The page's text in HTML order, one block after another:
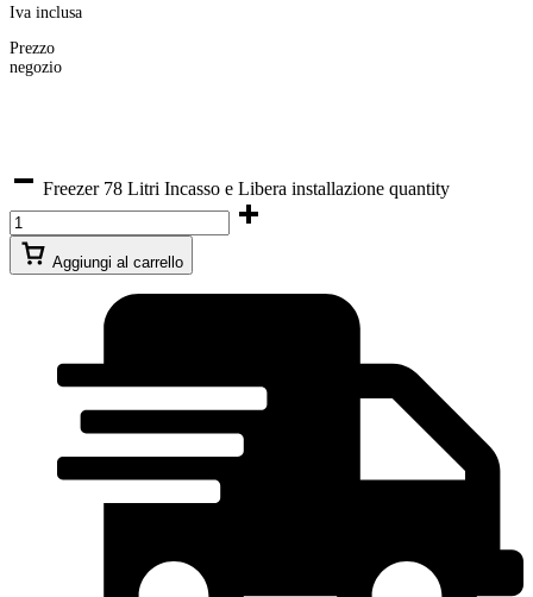
Iva inclusa
Prezzo
negozio
Freezer 78 Litri Incasso e Libera installazione quantity
Aggiungi al carrello